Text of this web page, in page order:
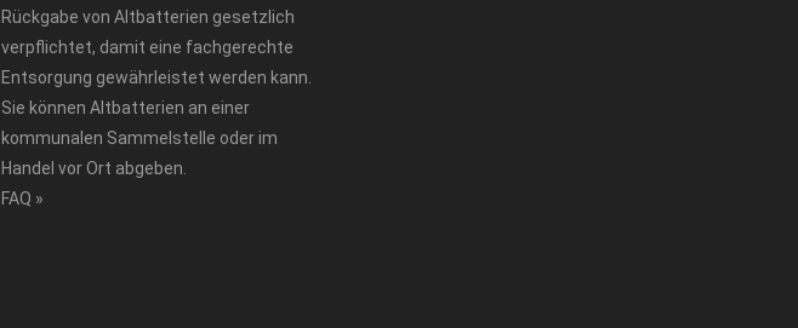
Rückgabe von Altbatterien gesetzlich
verpflichtet, damit eine fachgerechte
Entsorgung gewährleistet werden kann.
Sie können Altbatterien an einer
kommunalen Sammelstelle oder im
Handel vor Ort abgeben.
FAQ »